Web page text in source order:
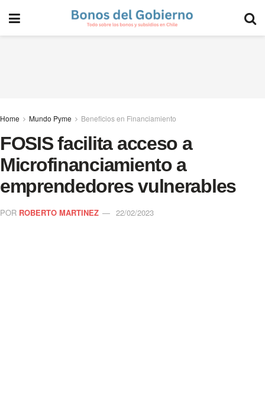
Home Mundo Pyme Beneficios en Financiamiento
FOSIS facilita acceso a
Microfinanciamiento a
emprendedores vulnerables
POR ROBERTO MARTINEZ 22/02/2023